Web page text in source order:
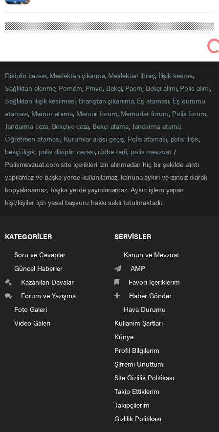
Bekçilere, kişilerin üstlerini ve araçları arama yetkisi veren
düzenleme resmi gazetede yayımlanarak yürürlüğe girdi.
7245 sayılı Çarşı ve Mahalle Bekçileri Kanunu’nun 7’inci
maddesinin 6’ıncı fıkrasında yapılan değişiklikle birlikte
çarşı ve mahalle bekçilerine kişilerin üzerinde veya
aracında arama yetkisi verildi.
ARAÇ ARAMA YETKİSİ
7533 Dahiliye Memurları Kanunu ve Bazı Kanunlar ile 375
Sayılı Kanun Hükmünde Kararnamede Değişiklik
Yapılmasına Dair Kanun ile Çarşı ve Mahalle Bekçileri
Kanunu’nda yapılan değişiklik şu şekildedir.
7245 sayılı Kanunun 7 nci maddesinin altıncı